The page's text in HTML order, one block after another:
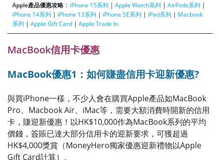
Apple產品優惠攻略 ： iPhone 15系列 ｜ Apple Watch系列 ｜ AirPods系列 ｜
iPhone 14系列 ｜ iPhone 13系列 ｜ iPhone SE系列 ｜ iPad系列 ｜ Macbook
系列 ｜ Apple Gift Card ｜ Apple Trade In
MacBook信用卡優惠
MacBook優惠1：如何賺盡信用卡迎新優惠?
與買iPhone一樣，不少人會在購買Apple產品如MacBook
Pro、Macbook Air、iMac等，需要大額消費時開新的信用
卡，賺迎新優惠！以HK$10,000作為MacBook系列的平均
價錢，簽賬已達大部分信用卡的迎新要求，可獲超過
HK$4,000獎賞（MoneyHero獨家優惠迎新禮物以Apple
Gift Card計算）。